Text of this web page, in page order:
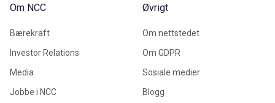
Om NCC
Bærekraft
Investor Relations
Media
Jobbe i NCC
Øvrigt
Om nettstedet
Om GDPR
Sosiale medier
Blogg